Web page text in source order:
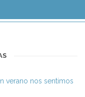
verano nos sentimos